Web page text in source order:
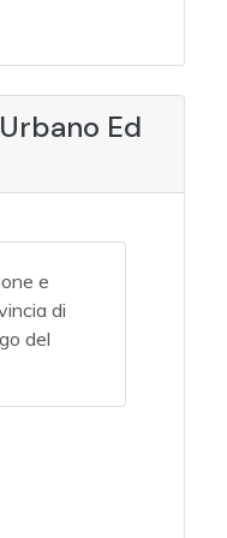
Ed
e
di
del